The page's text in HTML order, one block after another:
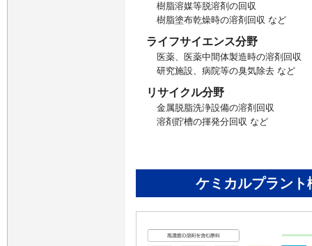
樹脂溶媒等脱溶剤の回収
樹脂塗布乾燥時の溶剤回収 など
ライフサイエンス分野
医薬、医薬中間体製造時の溶剤回収
研究施設、病院等の臭気除去 など
リサイクル分野
金属脱脂洗浄設備の溶剤回収
溶剤貯槽の揮発分回収 など
ケミカルプラン